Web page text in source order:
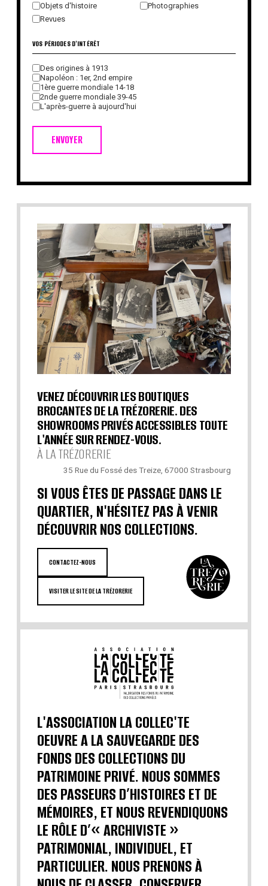
Objets d'histoire
Photographies
Revues
ENVOYER
VOS PÉRIODES D'INTÉRÊT
Des origines à 1913
Napoléon : 1er, 2nd empire
1ère guerre mondiale 14-18
2nde guerre mondiale 39-45
L'après-guerre à aujourd'hui
VENEZ DÉCOUVRIR LES BOUTIQUES
BROCANTES DE LA TRÉZORERIE. DES
SHOWROOMS PRIVÉS ACCESSIBLES TOUTE
L'ANNÉE SUR RENDEZ-VOUS.
À LA TRÉZORERIE
35 Rue du Fossé des Treize, 67000 Strasbourg
SI VOUS ÊTES DE PASSAGE DANS LE
QUARTIER, N'HÉSITEZ PAS À VENIR
DÉCOUVRIR NOS COLLECTIONS.
CONTACTEZ-NOUS
VISITER LE SITE DE LA TRÉZORERIE
L'ASSOCIATION LA COLLEC'TE
OEUVRE A LA SAUVEGARDE DES
FONDS DES COLLECTIONS DU
PATRIMOINE PRIVÉ. NOUS SOMMES
DES PASSEURS D’HISTOIRES ET DE
MÉMOIRES, ET NOUS REVENDIQUONS
LE RÔLE D’« ARCHIVISTE »
PATRIMONIAL, INDIVIDUEL, ET
PARTICULIER. NOUS PRENONS À